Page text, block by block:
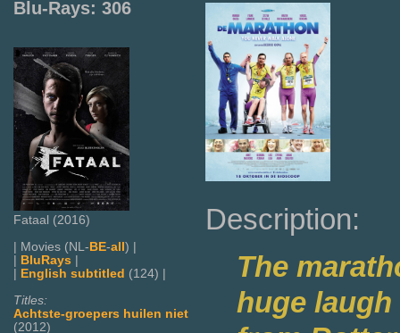
Blu-Rays: 306
Fataal (2016)
| Movies (NL- BE-all ) |
BluRays
English subtitled (124) |
Titles:
Achtste-groepers huilen niet
(2012)
Description:
The
huge